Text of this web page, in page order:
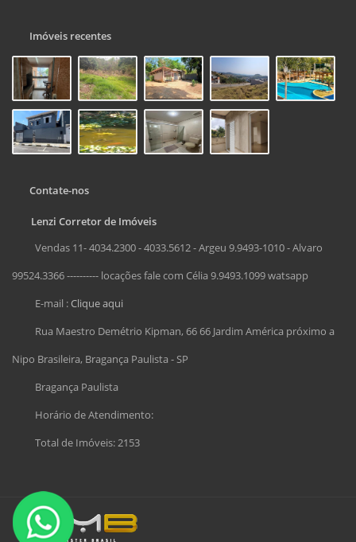
Imóveis recentes
Contate-nos
Lenzi Corretor de Imóveis
Vendas 11- 4034.2300 - 4033.5612 - Argeu 9.9493-1010 - Alvaro
99524.3366 ---------- locações fale com Célia 9.9493.1099 watsapp
E-mail :Clique aqui
Rua Maestro Demétrio Kipman, 66 66 Jardim América próximo a
Nipo Brasileira, Bragança Paulista - SP
Bragança Paulista
Horário de Atendimento:
Total de Imóveis: 2153